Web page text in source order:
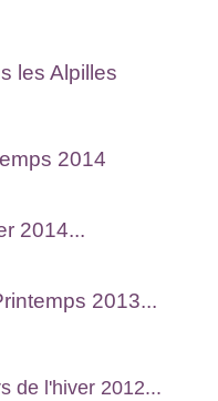
les Alpilles
2014
2014...
2013...
de l'hiver 2012...